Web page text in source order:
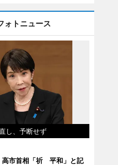
ォトニュース
し、予断せず
高市首相「祈 平和」と記